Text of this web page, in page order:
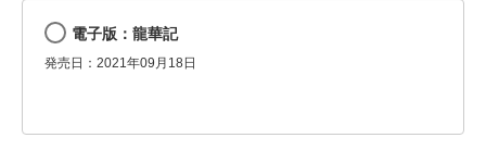
電子版：龍華記
発売日：2021年09月18日